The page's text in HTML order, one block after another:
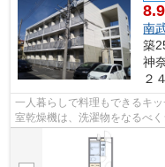
8.9
南
築
神
２４
一人暮らしで料理もできるキ
室乾燥機は、洗濯物をなるべ
重宝します。駅まで徒歩4分の